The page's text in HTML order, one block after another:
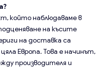
който наблюдаваме в
на късите
на доставка са
Европа. Това е начинът,
производителя и